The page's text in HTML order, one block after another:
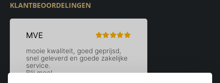
KLANTBEOORDELINGEN